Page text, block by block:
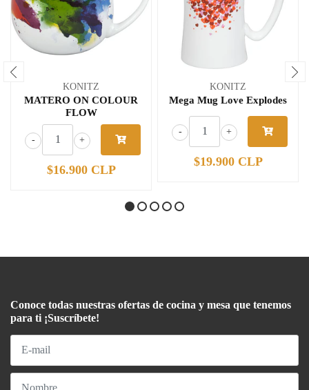
KONITZ
MATERO ON COLOUR
FLOW
+
-
$16.900 CLP
KONITZ
Mega Mug Love Explodes
+
-
$19.900 CLP
Conoce todas nuestras ofertas de cocina y mesa que tenemos
para ti ¡Suscríbete!